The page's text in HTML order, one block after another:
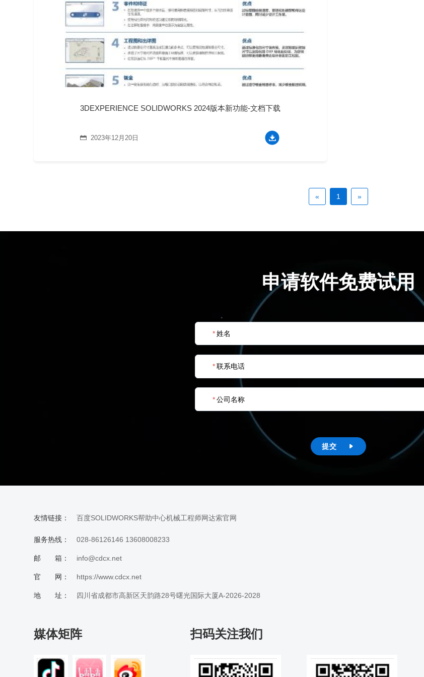
3DEXPERIENCE SOLIDWORKS 2024版本新功能-文档下载
 2023年12月20日
« 1 »
申请软件免费试用
* 姓名
* 联系电话
* 公司名称
提交 
友情链接： 百度SOLIDWORKS帮助中心机械工程师网达索官网
服务热线： 028-86126146 13608008233
邮 箱： info@cdcx.net
官 网： https://www.cdcx.net
地 址： 四川省成都市高新区天韵路28号曙光国际大厦A-2026-2028
媒体矩阵 扫码关注我们